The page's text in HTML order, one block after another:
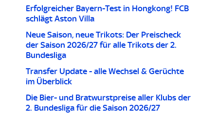
Erfolgreicher Bayern-Test in Hongkong! FCB
schlägt Aston Villa
Neue Saison, neue Trikots: Der Preischeck
der Saison 2026/27 für alle Trikots der 2.
Bundesliga
Transfer Update - alle Wechsel & Gerüchte
im Überblick
Die Bier- und Bratwurstpreise aller Klubs der
2. Bundesliga für die Saison 2026/27